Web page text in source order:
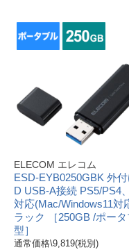
ELECOM エレコム
ESD-EYB0250GBK 外
D USB-A接続 PS5/PS4
対応(Mac/Windows11対
ラック ［250GB /ポー
型］
通常価格\9,819(税別)